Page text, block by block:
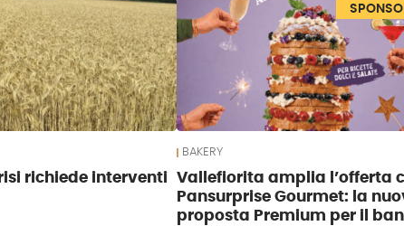
richiede interventi
BAKERY
Vallefiorita amplia l’offerta
Pansurprise Gourmet: la
proposta Premium per il